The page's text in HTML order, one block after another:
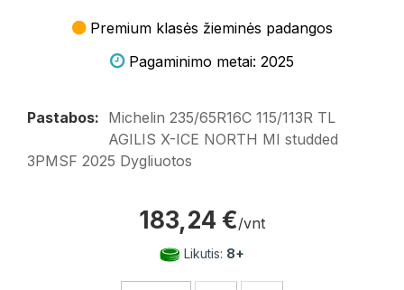
Premium klasės žieminės padangos
Pagaminimo metai: 2025
Pastabos: Michelin 235/65R16C 115/113R TL
AGILIS X-ICE NORTH MI studded
3PMSF 2025 Dygliuotos
183,24 €/vnt
Likutis: 8+